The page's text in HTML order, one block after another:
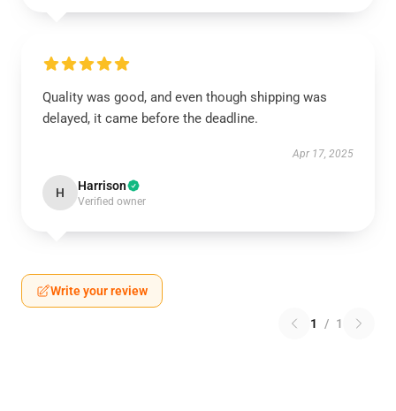
Quality was good, and even though shipping was
delayed, it came before the deadline.
Apr 17, 2025
H Harrison
Verified owner
Write your review
1 / 1